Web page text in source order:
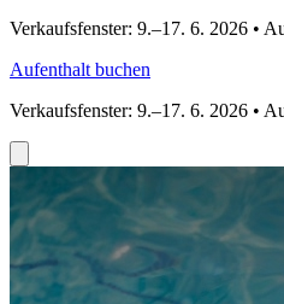
Verkaufsfenster: 9.–17. 6. 2026 •
Aufenthalt buchen
Verkaufsfenster: 9.–17. 6. 2026 •